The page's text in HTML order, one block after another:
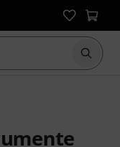
Suche